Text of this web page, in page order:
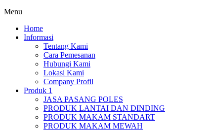
Menu
Home
Informasi
Tentang Kami
Cara Pemesanan
Hubungi Kami
Lokasi Kami
Company Profil
Produk 1
JASA PASANG POLES
PRODUK LANTAI DAN DINDING
PRODUK MAKAM STANDART
PRODUK MAKAM MEWAH